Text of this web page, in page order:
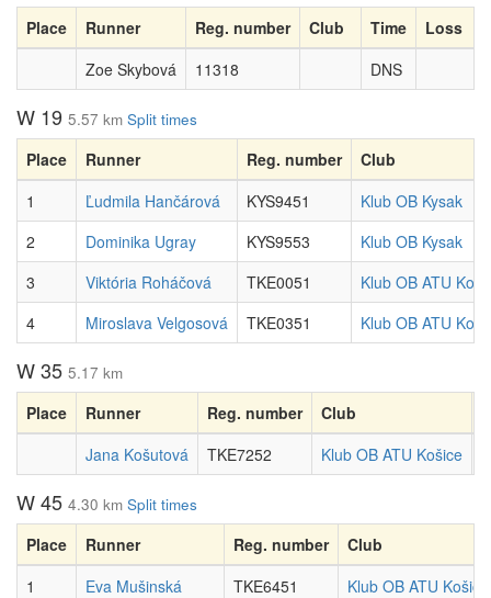
Place Runner Reg. number Club Time
Loss
Zoe Skybová
11318 DNS
W 19 5.57 km Split times
Place Runner Reg. number
Club
1
Ľudmila Hančárová KYS9451
Klub OB Kysak
2
Dominika Ugray KYS9553
Klub OB Kysak
3
Viktória Roháčová TKE0051
Klub OB ATU
4
Miroslava Velgosová TKE0351 Klub OB ATU
W 35 5.17 km
Place Runner Reg. number Club
Jana Košutová
TKE7252 Klub OB ATU Košice
W 45 4.30 km Split times
Place Runner Reg. number
Club
1
Eva Mušinská TKE6451
Klub OB ATU Košice